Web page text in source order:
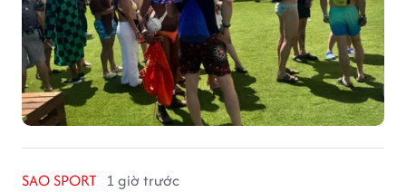
SAO SPORT 1 giờ trước